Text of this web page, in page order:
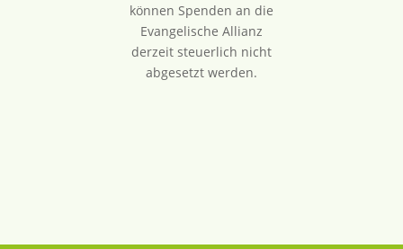
können Spenden an die
Evangelische Allianz
derzeit steuerlich nicht
abgesetzt werden.